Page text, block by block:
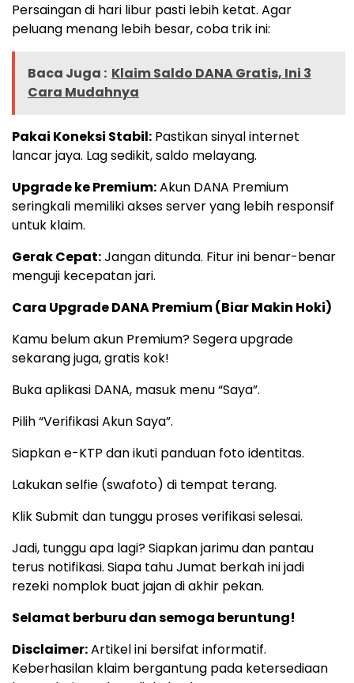
Persaingan di hari libur pasti lebih ketat. Agar
peluang menang lebih besar, coba trik ini:
Baca Juga : Klaim Saldo DANA Gratis, Ini 3
Cara Mudahnya
Pakai Koneksi Stabil: Pastikan sinyal internet
lancar jaya. Lag sedikit, saldo melayang.
Upgrade ke Premium:Akun DANA Premium
seringkali memiliki akses server yang lebih responsif
untuk klaim.
Gerak Cepat:Jangan ditunda. Fitur ini benar-benar
menguji kecepatan jari.
Cara Upgrade DANA Premium (Biar Makin Hoki)
Kamu belum akun Premium? Segera upgrade
sekarang juga, gratis kok!
Buka aplikasi DANA, masuk menu “Saya”.
Pilih “Verifikasi Akun Saya”.
Siapkan e-KTP dan ikuti panduan foto identitas.
Lakukan selfie (swafoto) di tempat terang.
Klik Submit dan tunggu proses verifikasi selesai.
Jadi, tunggu apa lagi? Siapkan jarimu dan pantau
terus notifikasi. Siapa tahu Jumat berkah ini jadi
rezeki nomplok buat jajan di akhir pekan.
Selamat berburu dan semoga beruntung!
Disclaimer:Artikel ini bersifat informatif.
Keberhasilan klaim bergantung pada ketersediaan